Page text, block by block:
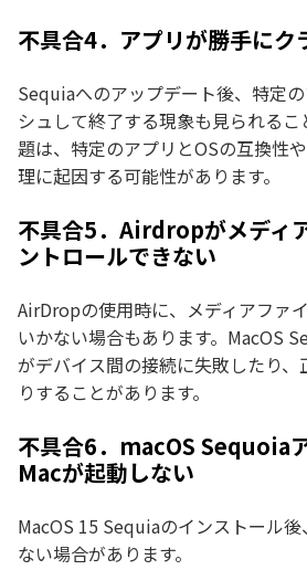
不具合4．アプリが勝手にク
Sequiaへのアップデート後、特定
シュして終了する現象も見られる
題は、特定のアプリとOSの互換性
理に起因する可能性があります。
不具合5．Airdropがメディ
ントロールできない
AirDropの使用時に、メディアファ
いかない場合もあります。MacOS
がデバイス間の接続に失敗したり
りすることがあります。
不具合6．macOS Sequoia
Macが起動しない
MacOS 15 Sequiaのインストール
ない場合があります。